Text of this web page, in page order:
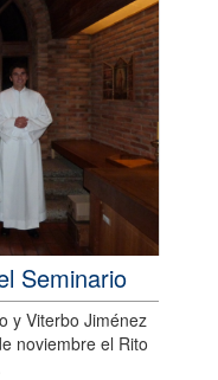
Seminario
y Viterbo Jiménez
noviembre el Rito